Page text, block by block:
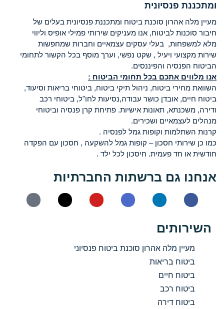
ומתכננת פנסיונית
מעיין מלה אהרון סוכנת ביטוח ומתכננת פנסיונית בעלים של
חיבור סוכנות לביטוח, אנו מעניקים שירותי פמילי אופיס וליווי
מלא למשפחות, בעלי עסקים עצמאיים וחברות שמחפשות
שירות מקצועי ויעיל , שקט נפשי, וערך מוסף בכל הקשור לתחומי
הביטוח הפנסיה והפיננסים.
אנו מלווים אתכם בכל תחומי הביטוח :
השוואת מחירי ביטוח, ניהול תיקי ביטוח, ביטוחי בריאות וסיעוד,
ביטוח חיים, אובדן כושר עבודה,נסיעות לחו"ל, ביטוחי רכב
ודירה, משכנתא, תאונות אישיות. פתיחת קרן פנסיה וביטוחי
מנהלים לעצמאיים ושכירים.
קרנות השתלמות וקופות גמל לפנסיה .
כמו כן שירותי חסכון – קופות גמל להשקעה , חסכון עם הפקדה
חודשית או חד פעמית. חיסכון לכל ילד .
אנחנו גם ברשתות החברתיות
השירותים
מעיין מלה אהרון סוכנת ביטוח פנסיוני
ביטוח בריאות
ביטוח חיים
ביטוח רכב
ביטוח דירה